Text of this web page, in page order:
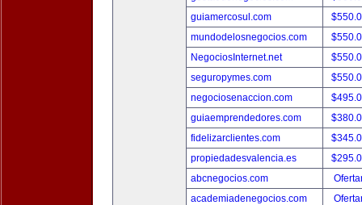
guiamercosul.com
mundodelosnegocios.com
NegociosInternet.net
seguropymes.com
negociosenaccion.com
guiaemprendedores.com
fidelizarclientes.com
propiedadesvalencia.es
abcnegocios.com
academiadenegocios.com